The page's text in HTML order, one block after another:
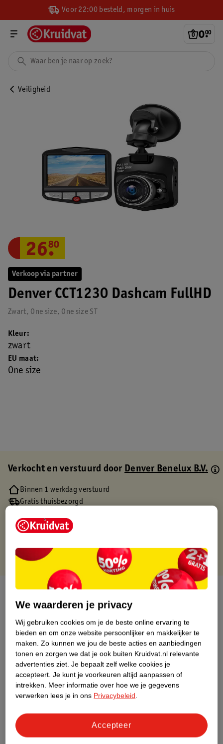
Voor 22:00 besteld, morgen in huis
0.
00
Veiligheid
Verkoop via partner
Denver CCT1230 Dashcam FullHD
Zwart, One size, One size ST
26.
80
EU maat
One size
Kleur
zwart
Verkocht en verstuurd doorDenver Benelux B.V.
Binnen 1 werkdag verstuurd
Gratis thuisbezorgd
Gratis punten met je Kruidvat kaart
Over dit product
Etiketinformatie
Nature Impact Score
Dit product heeft (nog) geen Nature
Impact Score.
We waarderen je privacy
Wij gebruiken cookies om je de beste online ervaring te
bieden en om onze website persoonlijker en makkelijker te
maken. Zo kunnen we jou de beste acties en aanbiedingen
tonen en zorgen we dat je ook buiten Kruidvat.nl relevante
advertenties ziet. Je bepaalt zelf welke cookies je
accepteert. Je kunt je voorkeuren altijd aanpassen of
intrekken. Meer informatie over hoe we je gegevens
verwerken lees je in ons Privacybeleid.
Accepteer